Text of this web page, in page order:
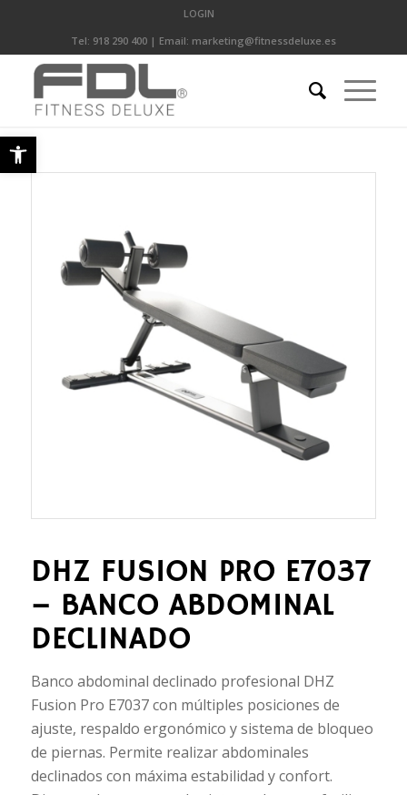
Abrir barra de herramientas
LOGIN
Tel: 918 290 400| Email: marketing@fitnessdeluxe.es
DHZ FUSION PRO E7037
– BANCO ABDOMINAL
DECLINADO
Banco abdominal declinado profesional DHZ
Fusion Pro E7037 con múltiples posiciones de
ajuste, respaldo ergonómico y sistema de bloqueo
de piernas. Permite realizar abdominales
declinados con máxima estabilidad y confort.